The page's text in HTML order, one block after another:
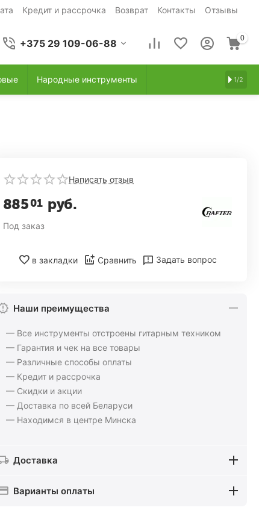
Кредит и рассрочка Возврат Контакты Отзывы
+375 29 109-06-88 0
Народные инструменты 1/2
Написать отзыв
88501 руб.
Под заказ
в закладки Сравнить Задать вопрос
Наши преимущества
— Все инструменты отстроены гитарным техником
— Гарантия и чек на все товары
— Различные способы оплаты
— Кредит и рассрочка
— Скидки и акции
— Доставка по всей Беларуси
— Находимся в центре Минска
Доставка
Варианты оплаты